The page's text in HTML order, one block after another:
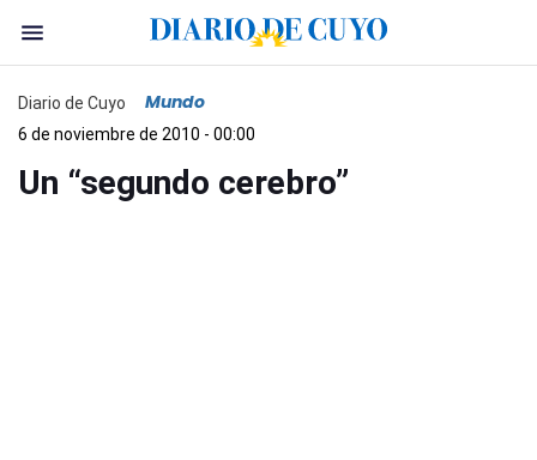
Diario de Cuyo Mundo
6 de noviembre de 2010 - 00:00
Un “segundo cerebro”